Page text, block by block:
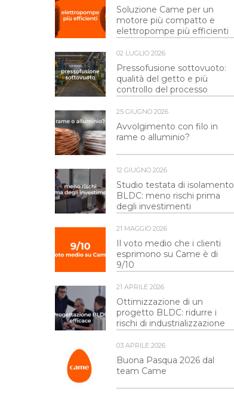
Soluzione Came per un
motore più compatto e
elettropompe più efficienti
02 LUGLIO 2026
Pressofusione sottovuoto:
qualità del getto e più
controllo del processo
25 GIUGNO 2026
Avvolgimento con filo in
rame o alluminio?
12 GIUGNO 2026
Studio testata di isolamento
BLDC: meno rischi prima
degli investimenti
21 MAGGIO 2026
Il voto medio che i clienti
esprimono su Came è di
9/10
21 APRILE 2026
Ottimizzazione di un
progetto BLDC: ridurre i
rischi di industrializzazione
03 APRILE 2026
Buona Pasqua 2026 dal
team Came